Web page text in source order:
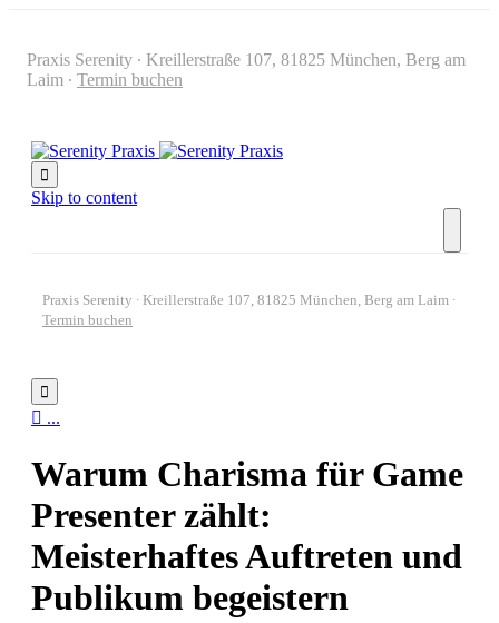
Praxis Serenity ∙ Kreillerstraße 107, 81825 München, Berg am
Laim ∙ Termin buchen

Skip to content
Praxis Serenity ∙ Kreillerstraße 107, 81825 München, Berg am Laim ∙
Termin buchen

 ...
Warum Charisma für Game
Presenter zählt:
Meisterhaftes Auftreten und
Publikum begeistern